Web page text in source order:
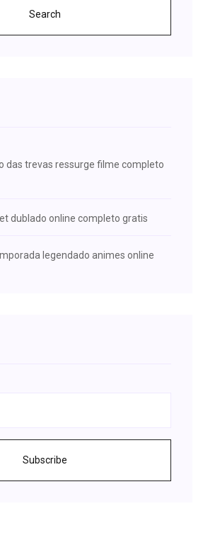
Search
das trevas ressurge filme completo
dublado online completo gratis
legendado animes online
Subscribe